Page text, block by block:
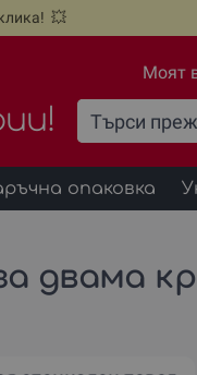
💥
Моят
опаковка
двама